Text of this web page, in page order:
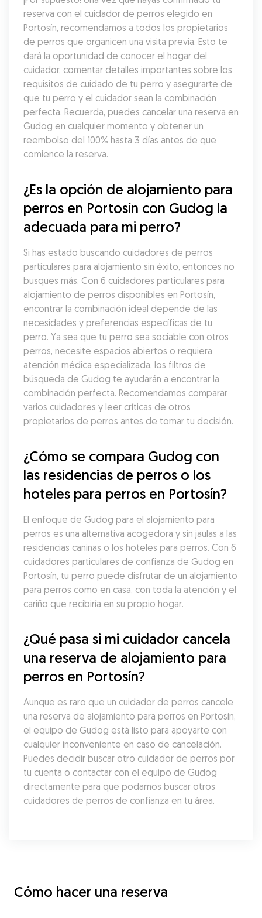
reserva con el cuidador de perros elegido en
Portosín, recomendamos a todos los propietarios
de perros que organicen una visita previa. Esto te
dará la oportunidad de conocer el hogar del
cuidador, comentar detalles importantes sobre los
requisitos de cuidado de tu perro y asegurarte de
que tu perro y el cuidador sean la combinación
perfecta. Recuerda, puedes cancelar una reserva en
Gudog en cualquier momento y obtener un
reembolso del 100% hasta 3 días antes de que
comience la reserva.
¿Es la opción de alojamiento para
perros en Portosín con Gudog la
adecuada para mi perro?
Si has estado buscando cuidadores de perros
particulares para alojamiento sin éxito, entonces no
busques más. Con 6 cuidadores particulares para
alojamiento de perros disponibles en Portosín,
encontrar la combinación ideal depende de las
necesidades y preferencias específicas de tu
perro. Ya sea que tu perro sea sociable con otros
perros, necesite espacios abiertos o requiera
atención médica especializada, los filtros de
búsqueda de Gudog te ayudarán a encontrar la
combinación perfecta. Recomendamos comparar
varios cuidadores y leer críticas de otros
propietarios de perros antes de tomar tu decisión.
¿Cómo se compara Gudog con
las residencias de perros o los
hoteles para perros en Portosín?
El enfoque de Gudog para el alojamiento para
perros es una alternativa acogedora y sin jaulas a las
residencias caninas o los hoteles para perros. Con 6
cuidadores particulares de confianza de Gudog en
Portosín, tu perro puede disfrutar de un alojamiento
para perros como en casa, con toda la atención y el
cariño que recibiría en su propio hogar.
¿Qué pasa si mi cuidador cancela
una reserva de alojamiento para
perros en Portosín?
Aunque es raro que un cuidador de perros cancele
una reserva de alojamiento para perros en Portosín,
el equipo de Gudog está listo para apoyarte con
cualquier inconveniente en caso de cancelación.
Puedes decidir buscar otro cuidador de perros por
tu cuenta o contactar con el equipo de Gudog
directamente para que podamos buscar otros
cuidadores de perros de confianza en tu área.
Cómo hacer una reserva